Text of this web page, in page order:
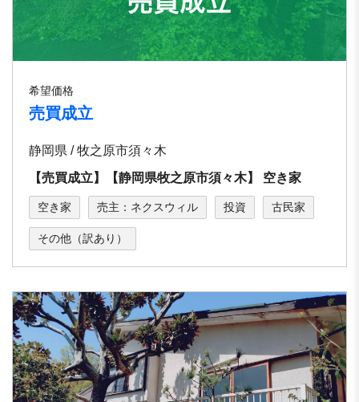
希望価格
売買成立
静岡県 / 牧之原市須々木
【売買成立】【静岡県牧之原市須々⽊】 空き家
空き家 売主：ネクスウィル 投資 古民家
その他（訳あり）